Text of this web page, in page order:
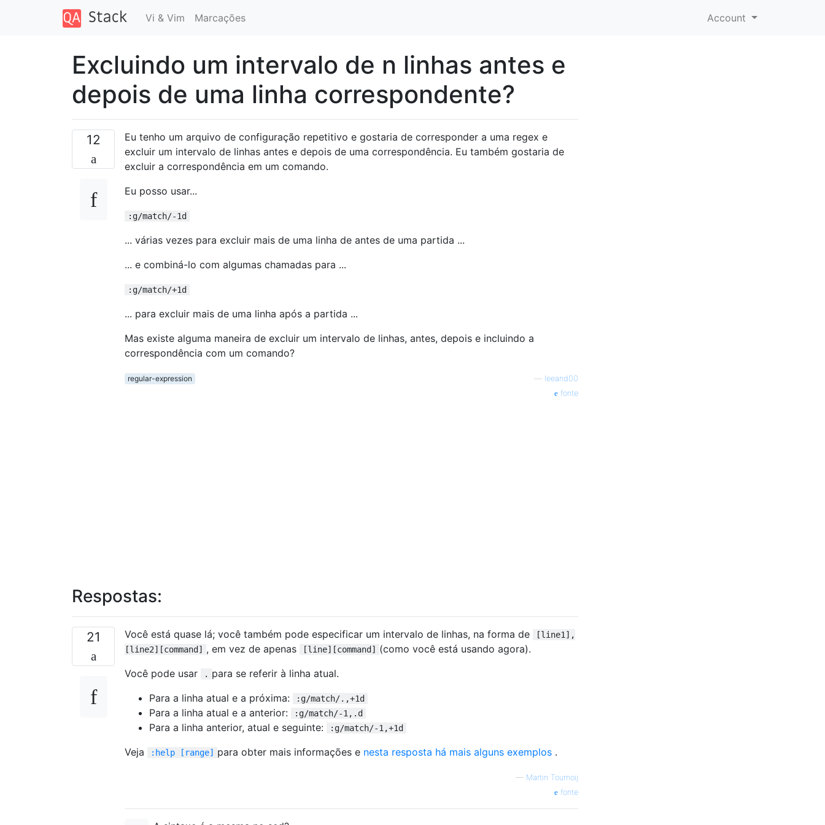
Vi & Vim Marcações Account
Excluindo um intervalo de n linhas antes e
depois de uma linha correspondente?
12
Eu tenho um arquivo de configuração repetitivo e gostaria de corresponder a uma regex e
excluir um intervalo de linhas antes e depois de uma correspondência. Eu também gostaria de
excluir a correspondência em um comando.
Eu posso usar...
:g/match/-1d
... várias vezes para excluir mais de uma linha de antes de uma partida ...
... e combiná-lo com algumas chamadas para ...
:g/match/+1d
... para excluir mais de uma linha após a partida ...
Mas existe alguma maneira de excluir um intervalo de linhas, antes, depois e incluindo a
correspondência com um comando?
regular-expression
leeand00
fonte
Respostas:
21 Você está quase lá; você também pode especificar um intervalo de linhas, na forma de
[line1],
[line2][command] , em vez de apenas [line][command] (como você está usando agora).
Você pode usar
. para se referir à linha atual.
Para a linha atual e a próxima:
:g/match/.,+1d
Para a linha atual e a anterior: :g/match/-1,.d
Para a linha anterior, atual e seguinte: :g/match/-1,+1d
Veja :help [range] para obter mais informações e nesta resposta há mais alguns exemplos .
— Martin Tournoij
fonte